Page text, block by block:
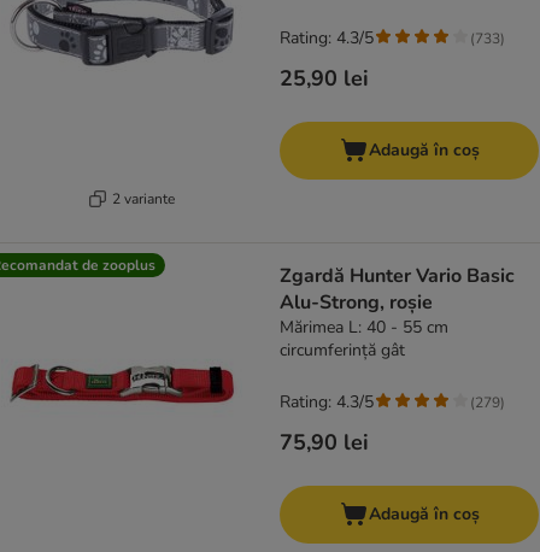
2 variante
25,90 lei
Rating: 4.3/5 (733)
Adaugă în coș
de zooplus
Zgardă Hunter Vario Basic
Alu-Strong, roșie
Mărimea L: 40 - 55 cm
circumferință gât
75,90 lei
Rating: 4.3/5 (279)
Adaugă în coș